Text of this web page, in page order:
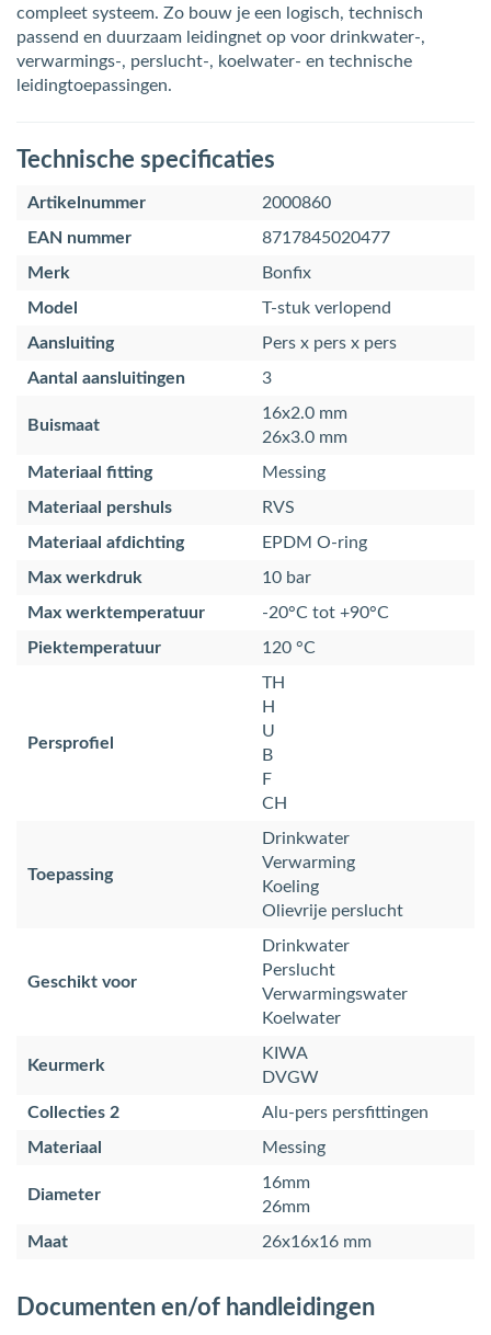
compleet systeem. Zo bouw je een logisch, technisch
passend en duurzaam leidingnet op voor drinkwater-,
verwarmings-, perslucht-, koelwater- en technische
leidingtoepassingen.
Technische specificaties
Artikelnummer
2000860
EAN nummer
8717845020477
Merk
Bonfix
Model
T-stuk verlopend
Aansluiting
Pers x pers x pers
Aantal aansluitingen
3
Buismaat
16x2.0 mm
26x3.0 mm
Materiaal fitting
Messing
Materiaal pershuls
RVS
Materiaal afdichting
EPDM O-ring
Max werkdruk
10 bar
Max werktemperatuur
-20°C tot +90°C
Piektemperatuur
120 °C
Persprofiel
TH
H
U
B
F
CH
Toepassing
Drinkwater
Verwarming
Koeling
Olievrije perslucht
Geschikt voor
Drinkwater
Perslucht
Verwarmingswater
Koelwater
Keurmerk
KIWA
DVGW
Collecties 2
Alu-pers persfittingen
Materiaal
Messing
Diameter
16mm
26mm
Maat
26x16x16 mm
Documenten en/of handleidingen